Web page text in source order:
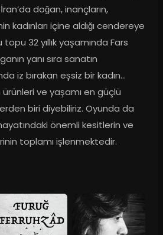
doğan, inançların,
kadınları içine aldığı cendereye
32 yıllık yaşamında Fars
yanı sıra sanatın
iz bırakan eşsiz bir kadın...
ürünleri ve yaşamı en güçlü
biri diyebiliriz. Oyunda da
önemli kesitlerin ve
toplamı işlenmektedir.